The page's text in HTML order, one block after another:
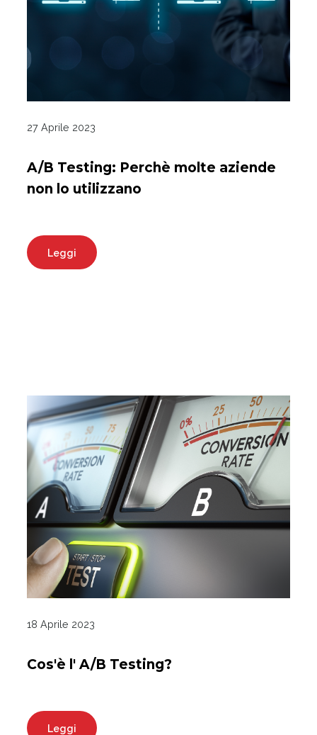
27 Aprile 2023
A/B Testing: Perchè molte aziende
non lo utilizzano
Leggi
18 Aprile 2023
Cos'è l' A/B Testing?
Leggi